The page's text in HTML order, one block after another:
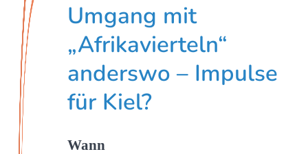
Umgang mit
„Afrikavierteln“
anderswo – Impulse
für Kiel?
Wann